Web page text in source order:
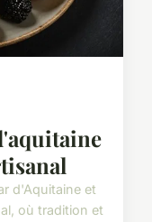
d'Aquitaine et
où tradition et